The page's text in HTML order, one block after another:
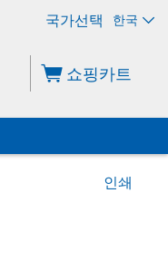
한국
쇼핑카트
인쇄